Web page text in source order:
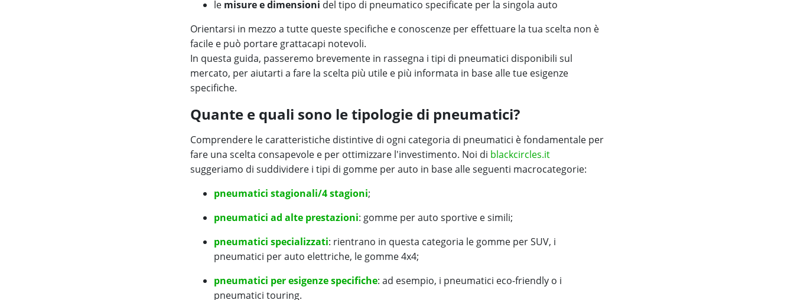
le misure e dimensioni del tipo di pneumatico specificate per la singola auto
Orientarsi in mezzo a tutte queste specifiche e conoscenze per effettuare la tua scelta non è
facile e può portare grattacapi notevoli.
In questa guida, passeremo brevemente in rassegna i tipi di pneumatici disponibili sul
mercato, per aiutarti a fare la scelta più utile e più informata in base alle tue esigenze
specifiche.
Quante e quali sono le tipologie di pneumatici?
Comprendere le caratteristiche distintive di ogni categoria di pneumatici èfondamentale per
fare una scelta consapevole e per ottimizzare l'investimento. Noi di blackcircles.it
suggeriamo di suddividere i tipi di gomme per auto in base alle seguenti macrocategorie:
pneumatici stagionali/4 stagioni;
pneumatici ad alte prestazioni: gomme per auto sportive e simili;
pneumatici specializzati: rientrano in questa categoria le gomme per SUV, i
pneumatici per auto elettriche, le gomme 4x4;
pneumatici per esigenze specifiche: ad esempio, i pneumatici eco-friendly o i
pneumatici touring.